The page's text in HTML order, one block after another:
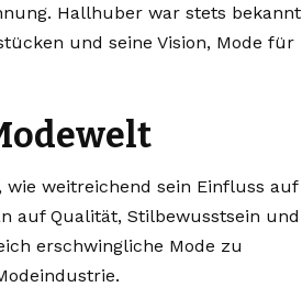
Hallhuber war stets bekannt
und seine Vision, Mode für
weitreichend sein Einfluss auf
auf Qualität, Stilbewusstsein und
erschwingliche Mode zu